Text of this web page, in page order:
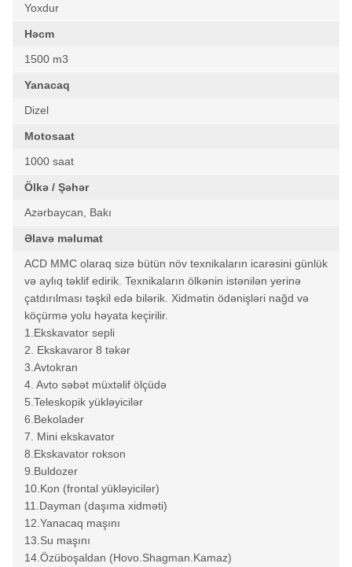
Yoxdur
Həcm
1500 m3
Yanacaq
Dizel
Motosaat
1000 saat
Ölkə / Şəhər
Azərbaycan, Bakı
Əlavə məlumat
ACD MMC olaraq sizə bütün növ texnikaların icarəsini günlük
və aylıq təklif edirik. Texnikaların ölkənin istənilən yerinə
çatdırılması təşkil edə bilərik. Xidmətin ödənişləri nağd və
köçürmə yolu həyata keçirilir.
1.Ekskavator sepli
2. Ekskavaror 8 təkər
3.Avtokran
4. Avto səbət müxtəlif ölçüdə
5.Teleskopik yükləyicilər
6.Bekolader
7. Mini ekskavator
8.Ekskavator rokson
9.Buldozer
10.Kon (frontal yükləyicilər)
11.Dayman (daşıma xidməti)
12.Yanacaq maşını
13.Su maşını
14.Özüboşaldan (Hovo.Shagman.Kamaz)